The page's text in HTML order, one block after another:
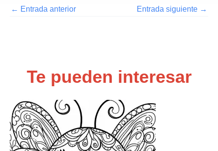
← Entrada anterior Entrada siguiente →
Te pueden interesar